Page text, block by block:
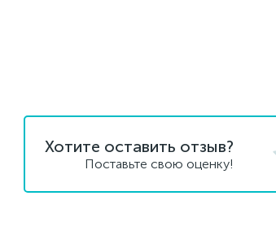
Хотите оставить отзыв?
Поставьте свою оценку!